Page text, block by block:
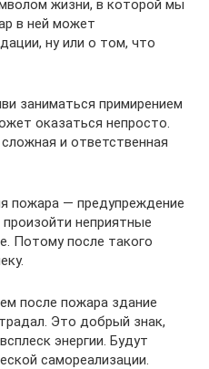
жизни, в которой мы
в ней может
ну или о том, что
заниматься примирением
оказаться непросто.
и ответственная
пожара — предупреждение
неприятные
Потому после такого
после пожара здание
Это добрый знак,
энергии. Будут
самореализации.